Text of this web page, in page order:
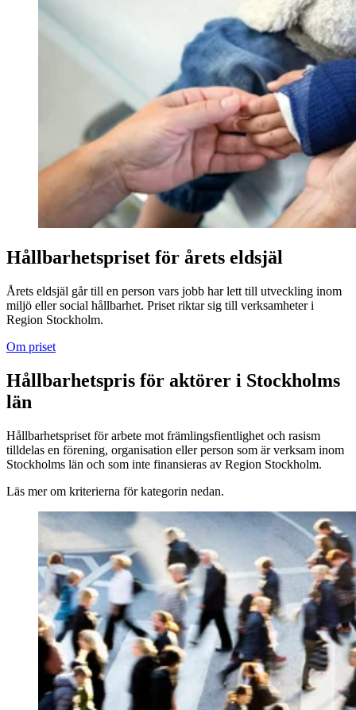
Hållbarhetspriset för årets eldsjäl
Årets eldsjäl går till en person vars jobb har lett till utveckling inom
miljö eller social hållbarhet. Priset riktar sig till verksamheter i
Region Stockholm.
Om priset
Hållbarhetspris för aktörer i Stockholms
län
Hållbarhetspriset för arbete mot främlingsfientlighet och rasism
tilldelas en förening, organisation eller person som är verksam inom
Stockholms län och som inte finansieras av Region Stockholm.
Läs mer om kriterierna för kategorin nedan.